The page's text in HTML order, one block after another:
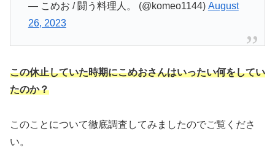
— こめお / 闘う料理人。 (@komeo1144) August
26, 2023
この休止していた時期にこめおさんはいったい何をしてい
たのか？
このことについて徹底調査してみましたのでご覧くださ
い。